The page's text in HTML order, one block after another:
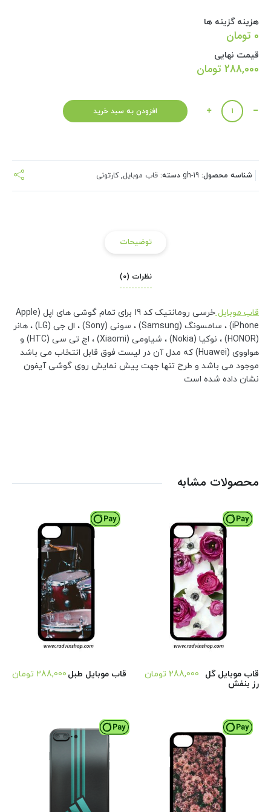
هزینه گزینه ها
0 تومان
قیمت نهایی
288,000 تومان
تعداد افزودن به سبد خرید
شناسه محصول: gh-19 دسته: قاب موبایل,کارتونی
توضیحات
نظرات (0)
قاب موبایل
خرسی رومانتیک کد 19 برای تمام گوشی های اپل (Apple
iPhone) ، سامسونگ (Samsung) ، سونی (Sony) ، ال جی (LG) ، هانر
(HONOR) ، نوکیا (Nokia) ، شیاومی (Xiaomi) ، اچ تی سی (HTC) و
هواووی (Huawei) که مدل آن در لیست فوق قابل انتخاب می باشد
موجود می باشد و طرح تنها جهت پیش نمایش روی گوشی آیفون
نشان داده شده است
محصولات مشابه
قاب موبایل گل
رز بنفش
288,000 تومان قاب موبایل طبل 288,000 تومان